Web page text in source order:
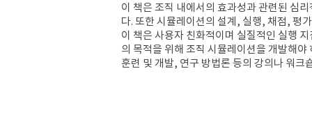
이 책은 조직 내에서의 효과성과 관련된 심
다. 또한 시뮬레이션의 설계, 실행, 채점, 평
이 책은 사용자 친화적이며 실질적인 실행
의 목적을 위해 조직 시뮬레이션을 개발해
훈련 및 개발, 연구 방법론 등의 강의나 워